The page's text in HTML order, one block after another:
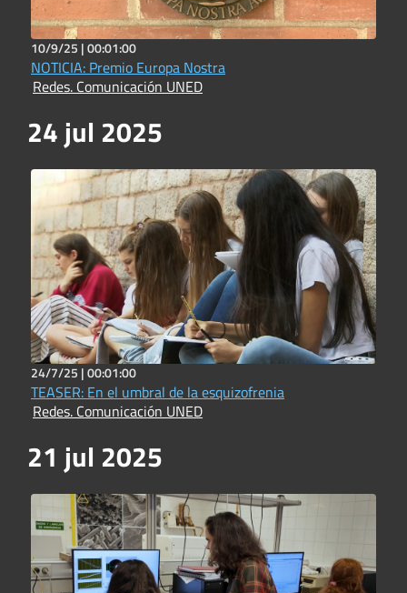
10/9/25 |00:01:00
NOTICIA: Premio Europa Nostra
Redes. Comunicación UNED
24 jul 2025
24/7/25 |00:01:00
TEASER: En el umbral de la esquizofrenia
Redes. Comunicación UNED
21 jul 2025